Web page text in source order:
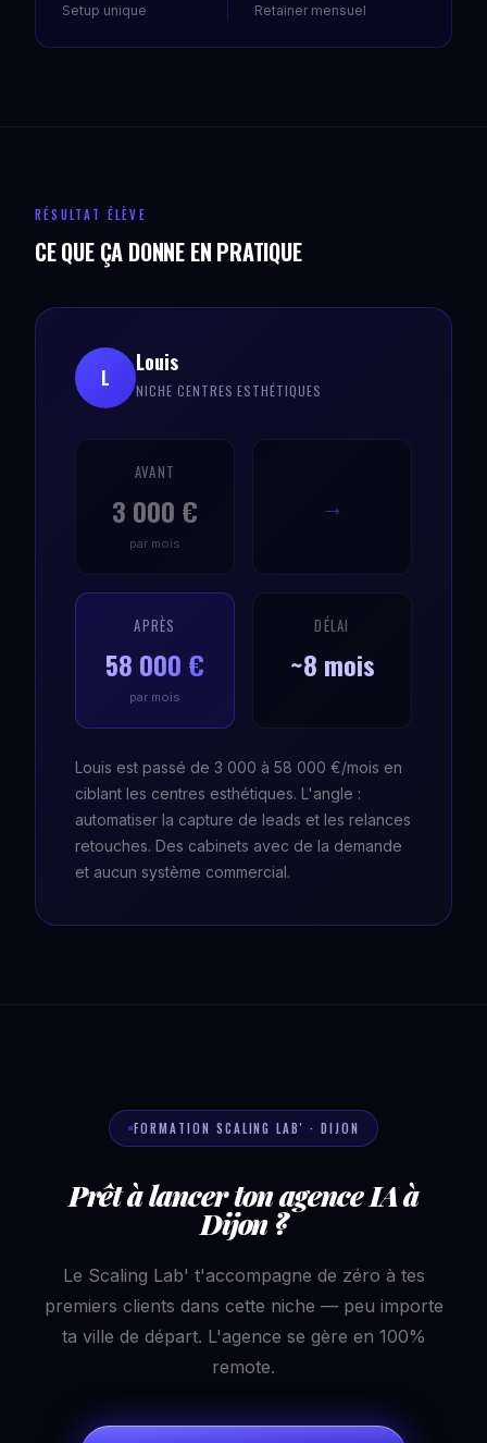
Setup unique Retainer mensuel
RÉSULTAT ÉLÈVE
CE QUE ÇA DONNE EN PRATIQUE
L
Louis
NICHE CENTRES ESTHÉTIQUES
AVANT
3 000 €
par mois
→
APRÈS
58 000 €
par mois
DÉLAI
~8 mois
Louis est passé de 3 000 à 58 000 €/mois en
ciblant les centres esthétiques. L'angle :
automatiser la capture de leads et les relances
retouches. Des cabinets avec de la demande
et aucun système commercial.
FORMATION SCALING LAB' · DIJON
Prêt à lancer ton agence IA à
Dijon ?
Le Scaling Lab' t'accompagne de zéro à tes
premiers clients dans cette niche — peu importe
ta ville de départ. L'agence se gère en 100%
remote.